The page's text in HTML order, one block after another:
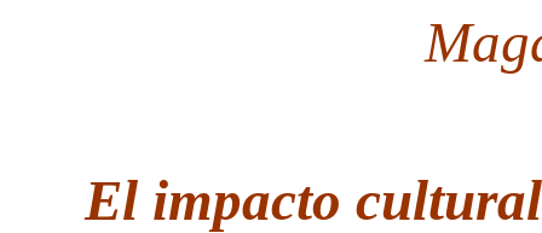
El impacto